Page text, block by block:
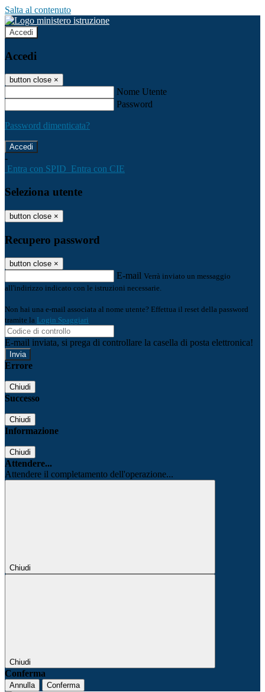
Salta al contenuto
Accedi
Accedi
button close ×
Nome Utente
Password
Password dimenticata?
-
Entra con SPID Entra con CIE
Seleziona utente
button close ×
Recupero password
button close ×
E-mail Verrà inviato un messaggio
all'indirizzo indicato con le istruzioni necessarie.
Non hai una e-mail associata al nome utente? Effettua il reset della password
tramite la Login Spaggiari
E-mail inviata, si prega di controllare la casella di posta elettronica!
Errore
Chiudi
Successo
Chiudi
Informazione
Chiudi
Attendere...
Attendere il completamento dell'operazione...
Chiudi
Chiudi
Conferma
Annulla Conferma